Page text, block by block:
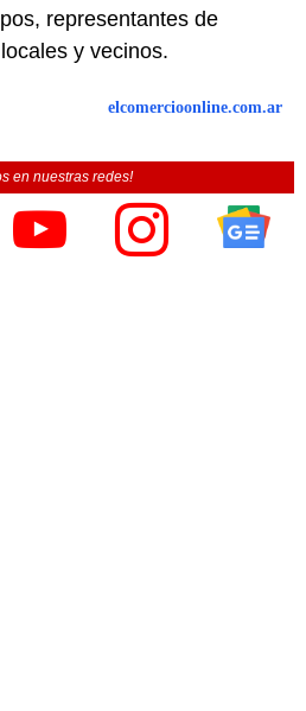
representantes de
y vecinos.
elcomercioonline.com.ar
en nuestras redes!